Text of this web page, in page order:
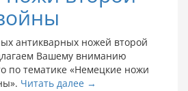
антикварных ножей второй
Вашему вниманию
по тематике «Немецкие ножи
Читать далее →